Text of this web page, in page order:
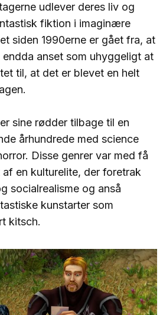
udlever deres liv og
fiktion i imaginære
siden 1990erne er gået fra, at
anset som uhyggeligt at
til, at det er blevet en helt
sine rødder tilbage til en
århundrede med science
Disse genrer var med få
en kulturelite, der foretrak
socialrealisme og anså
kunstarter som
kitsch.